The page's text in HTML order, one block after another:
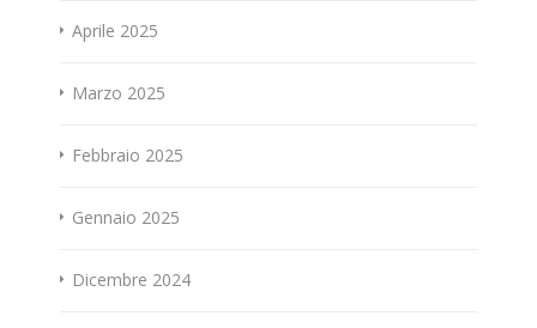
Aprile 2025
Marzo 2025
Febbraio 2025
Gennaio 2025
Dicembre 2024